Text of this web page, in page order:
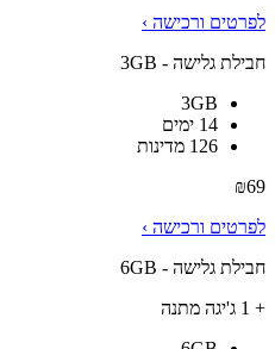
לפרטים ורכישה ›
חבילת גלישה - 3GB
3GB
14 ימים
126 מדינות
₪69
לפרטים ורכישה ›
חבילת גלישה - 6GB
+ 1 ג'יגה מתנה